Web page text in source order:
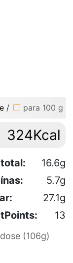
/ para 100 g
324Kcal
16.6g
5.7g
27.1g
13
(106g)